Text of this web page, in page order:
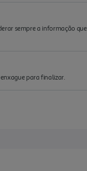
sempre a informação que
para finalizar.